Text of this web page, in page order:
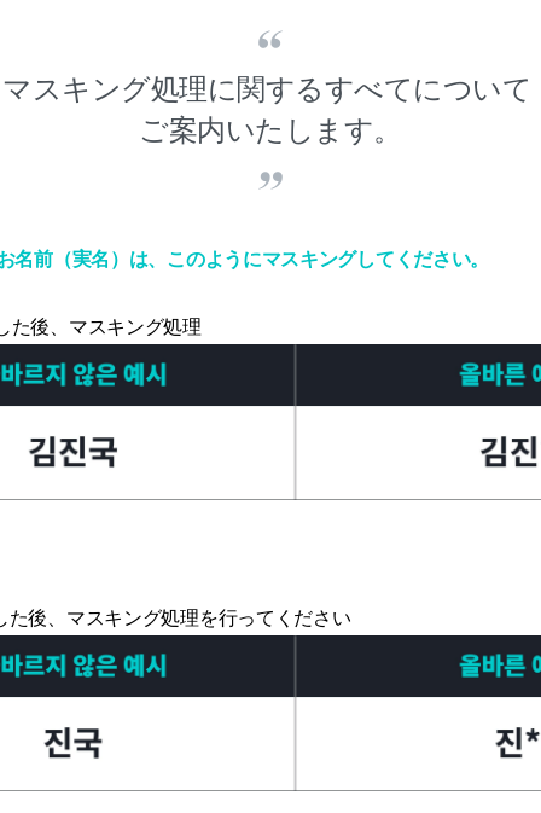
マスキング処理に関するすべてについて
ご案内いたします。
名前（実名）は、このようにマスキングしてください。
た後、マスキング処理
た後、マスキング処理を行ってください